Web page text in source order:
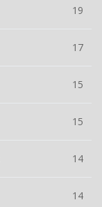
19
17
15
15
14
14